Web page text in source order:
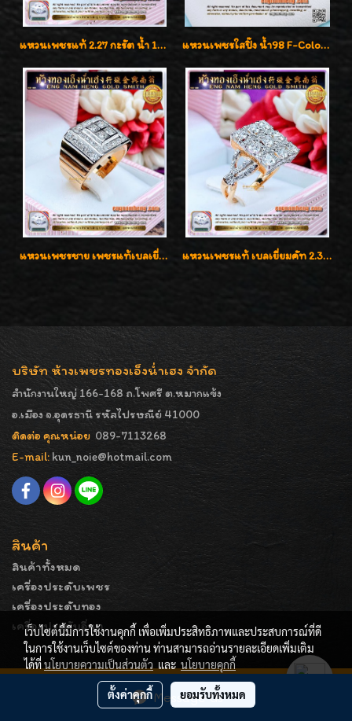
Message Us
แหวนเพชรแท้ 2.27 กะรัต น้ำ 100% เบลเยี่ยมคัท ลวดลายดอกกุหลาบหรู แหวนเพชรใสปิ๊ง น้ำ98 F-Color/VVS1 น้ำหนักเพชรรวม 2.56 กะรัต ใส่เต็มนิ้วเพชรเป็นน้ำเป็นเนื้อสวยมากๆค่ะ
แหวนเพชรชาย เพชรแท้เบลเยี่ยมคัท น้ำ100% D-Color/VVS 2.46 กะรัต แหวนเพชรแท้ เบลเยี่ยมคัท 2.39 กะรัต น้ำ 98 F-Color/VVS ดีไซน์หน้ากว้างหรูเต็มนิ้ว
บริษัท ห้างเพชรทองเอ็งน่ำเฮง จำกัด
สำนักงานใหญ่ 166-168 ถ.โพศรี ต.หมากแข้ง
อ.เมือง จ.อุดรธานี รหัสไปรษณีย์ 41000
ติดต่อ คุณหน่อย 089-7113268
E-mail: kun_noie@hotmail.com
สินค้า
สินค้าทั้งหมด
เครื่องประดับเพชร
เครื่องประดับทอง
เครื่องประดับอื่นๆ
COPYRIGHT - ENGNAMHENG | รูปภาพมีลิขสิทธิ์ ห้ามมิให้
ทำการคัดลอกหรือนำไปเผยแพร่ก่อนได้รับอนุญาต
เว็บไซต์นี้มีการใช้งานคุกกี้ เพื่อเพิ่มประสิทธิภาพและประสบการณ์ที่ดี
ในการใช้งานเว็บไซต์ของท่าน ท่านสามารถอ่านรายละเอียดเพิ่มเติม
ได้ที่นโยบายความเป็นส่วนตัว และ นโยบายคุกกี้
ตั้งค่าคุกกี้ ยอมรับทั้งหมด